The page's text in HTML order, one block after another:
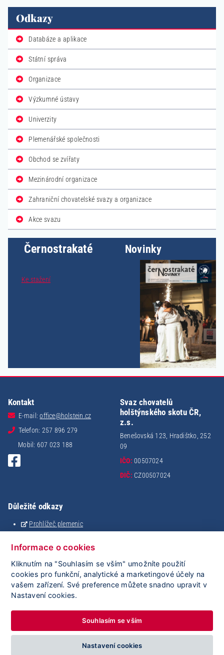
Odkazy
Databáze a aplikace
Státní správa
Organizace
Výzkumné ústavy
Univerzity
Plemenářské společnosti
Obchod se zvířaty
Mezinárodní organizace
Zahraniční chovatelské svazy a organizace
Akce svazu
Černostrakaté Novinky
Ke stažení
Kontakt
E-mail:office@holstein.cz
Telefon: 257 896 279
Mobil: 607 023 188
Svaz chovatelů
holštýnského skotu ČR,
z.s.
Benešovská 123, Hradištko, 252
09
IČO: 00507024
DIČ: CZ00507024
Důležité odkazy
Prohlížeč plemenic
Analýza stáda
eSkot
iGenetika
ClouDNA
ČMSCH
Plemdat
Informace o cookies
Kliknutím na "Souhlasím se vším" umožníte použití
cookies pro funkční, analytické a marketingové účely na
vašem zařízení. Své preference můžete snadno upravit v
Nastavení cookies.
Souhlasím se vším
Nastavení cookies